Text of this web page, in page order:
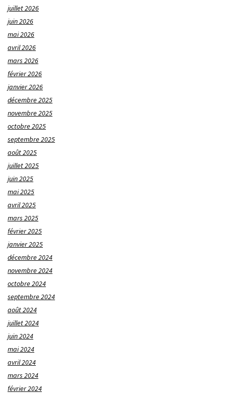
juillet 2026
juin 2026
mai 2026
avril 2026
mars 2026
février 2026
janvier 2026
décembre 2025
novembre 2025
octobre 2025
septembre 2025
août 2025
juillet 2025
juin 2025
mai 2025
avril 2025
mars 2025
février 2025
janvier 2025
décembre 2024
novembre 2024
octobre 2024
septembre 2024
août 2024
juillet 2024
juin 2024
mai 2024
avril 2024
mars 2024
février 2024